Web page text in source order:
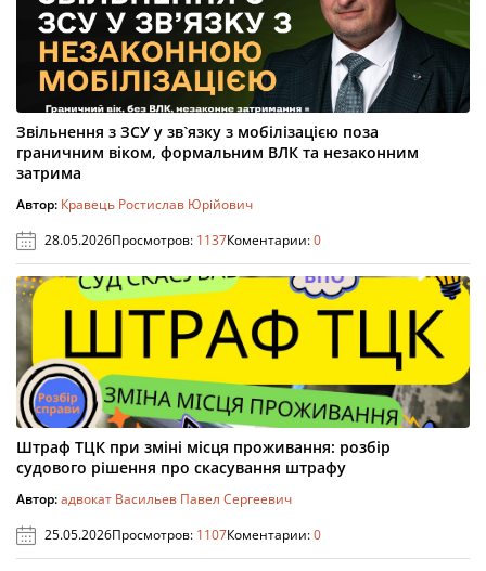
Звільнення з ЗСУ у зв`язку з мобілізацією поза
граничним віком, формальним ВЛК та незаконним
затрима
Автор: Кравець Ростислав Юрійович
28.05.2026Просмотров: 1137Коментарии:0
Штраф ТЦК при зміні місця проживання: розбір
судового рішення про скасування штрафу
Автор:адвокат Васильев Павел Сергеевич
25.05.2026Просмотров: 1107Коментарии:0